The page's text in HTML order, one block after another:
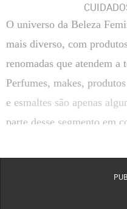
O universo da Beleza
mais diverso, com
renomadas que atendem a
Perfumes, makes,
e esmaltes são apenas
parte desse segmento em
como escolher, usar e
produtos de beleza, além